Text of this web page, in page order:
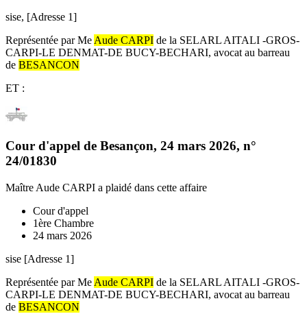
sise, [Adresse 1]
Représentée par Me Aude CARPI de la SELARL AITALI -GROS-
CARPI-LE DENMAT-DE BUCY-BECHARI, avocat au barreau
de BESANCON
ET :
Cour d'appel de Besançon, 24 mars 2026, n°
24/01830
Maître Aude CARPI a plaidé dans cette affaire
Cour d'appel
1ère Chambre
24 mars 2026
sise [Adresse 1]
Représentée par Me Aude CARPI de la SELARL AITALI -GROS-
CARPI-LE DENMAT-DE BUCY-BECHARI, avocat au barreau
de BESANCON